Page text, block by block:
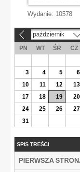
Wydanie: 10578
październik
PN WT ŚR CZ
3
4 5 6
10
11 12 13
17
18 19 20
24
25 26 27
31
SPIS TREŚCI
PIERWSZA